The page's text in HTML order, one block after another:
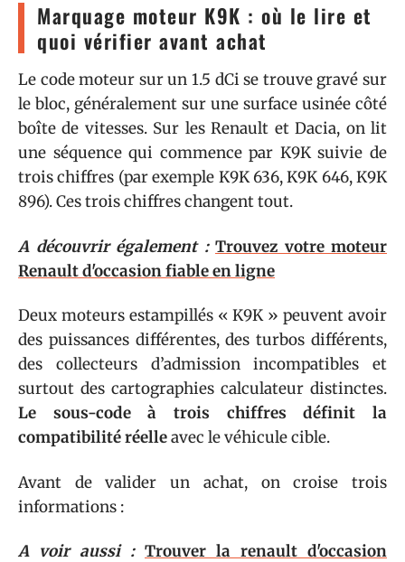
Marquage moteur K9K : où le lire et
quoi vérifier avant achat
Le code moteur sur un 1.5 dCi se trouve gravé sur
le bloc, généralement sur une surface usinée côté
boîte de vitesses. Sur les Renault et Dacia, on lit
une séquence qui commence par K9K suivie de
trois chiffres (par exemple K9K 636, K9K 646, K9K
896). Ces trois chiffres changent tout.
A découvrir également : Trouvez votre moteur
Renault d'occasion fiable en ligne
Deux moteurs estampillés « K9K » peuvent avoir
des puissances différentes, des turbos différents,
des collecteurs d’admission incompatibles et
surtout des cartographies calculateur distinctes.
Le sous-code à trois chiffres définit la
compatibilité réelleavec le véhicule cible.
Avant de valider un achat, on croise trois
informations :
A voir aussi : Trouver la renault d'occasion